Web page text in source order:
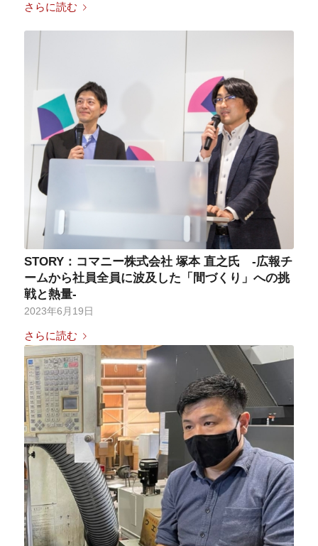
さらに読む
STORY：コマニー株式会社 塚本 直之氏 -広報チ
ームから社員全員に波及した「間づくり」への挑
戦と熱量-
2023年6月19日
さらに読む